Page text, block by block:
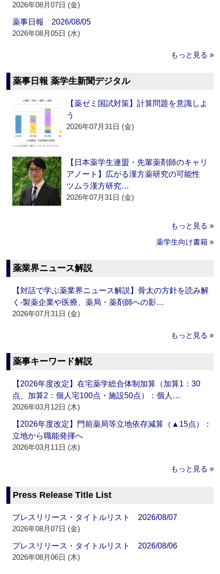
2026年08月07日 (金)
薬事日報 2026/08/05
2026年08月05日 (水)
もっと見る »
薬事日報 薬学生新聞デジタル
【薬ゼミ国試対策】計算問題を意識しよ
う
2026年07月31日 (金)
【日本薬学生連盟・先輩薬剤師のキャリ
アノート】広がる漢方薬研究の可能性
ツムラ漢方研究…
2026年07月31日 (金)
もっと見る »
薬学生向け書籍 »
薬業界ニュース解説
【対話で学ぶ薬業界ニュース解説】骨太の方針を読み解
く‐製薬企業や医療、薬局・薬剤師への影…
2026年07月31日 (金)
もっと見る »
薬事キーワード解説
【2026年度改定】在宅薬学総合体制加算（加算1：30
点、加算2：個人宅100点・施設50点）：個人…
2026年03月12日 (木)
【2026年度改定】門前薬局等立地依存減算（▲15点）：
立地から職能発揮へ
2026年03月11日 (水)
もっと見る »
Press Release Title List
プレスリリース・タイトルリスト 2026/08/07
2026年08月07日 (金)
プレスリリース・タイトルリスト 2026/08/06
2026年08月06日 (木)